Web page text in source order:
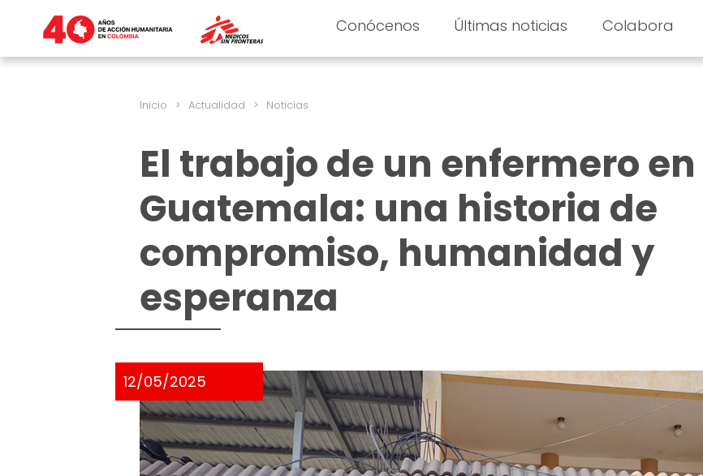
Conócenos Últimas noticias Colabora
Inicio > Actualidad > Noticias
El trabajo de un enfermero en
Guatemala: una historia de
compromiso, humanidad y
esperanza
12/05/2025